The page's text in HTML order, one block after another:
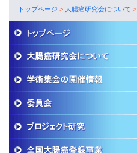
トップページ > 大腸癌研究会について >